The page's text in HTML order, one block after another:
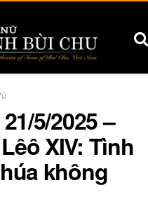
5/2025 –
XIV: Tình
không